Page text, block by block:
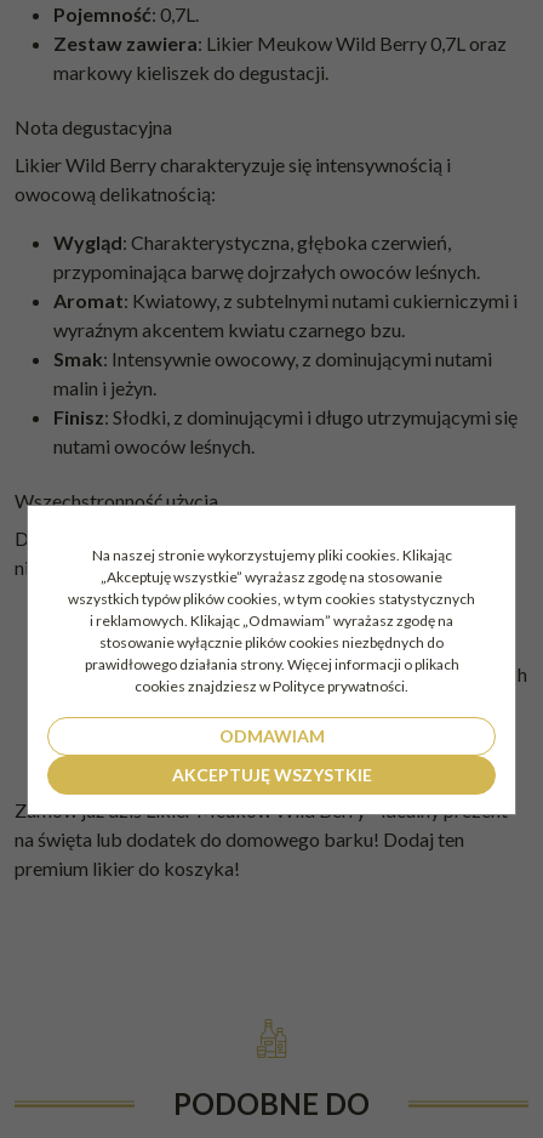
Pojemność: 0,7L.
Zestaw zawiera: Likier Meukow Wild Berry 0,7L oraz
markowy kieliszek do degustacji.
Nota degustacyjna
Likier Wild Berry charakteryzuje się intensywnością i
owocową delikatnością:
Wygląd: Charakterystyczna, głęboka czerwień,
przypominająca barwę dojrzałych owoców leśnych.
Aromat: Kwiatowy, z subtelnymi nutami cukierniczymi i
wyraźnym akcentem kwiatu czarnego bzu.
Smak: Intensywnie owocowy, z dominującymi nutami
malin i jeżyn.
Finisz: Słodki, z dominującymi i długo utrzymującymi się
nutami owoców leśnych.
Wszechstronność użycia
Dzięki swojej intensywności i słodyczy, Wild Berry jest
niezwykle wszechstronny:
Picie solo: Idealnie smakuje na lodzie jako orzeźwiający
aperitif lub digestif.
Koktajle: Doskonała baza do tworzenia wyrafinowanych
Desery: Świetny jako dodatek do lodów i deserów.
Zamów już dziś Likier Meukow Wild Berry - idealnyprezent
na święta lub dodatek do domowego barku! Dodaj ten
premium likier do koszyka!
PODOBNE DO
Na naszej stronie wykorzystujemy pliki cookies. Klikając
„Akceptuję wszystkie” wyrażasz zgodę na stosowanie
wszystkich typów plików cookies, w tym cookies statystycznych
i reklamowych. Klikając „Odmawiam” wyrażasz zgodę na
stosowanie wyłącznie plików cookies niezbędnych do
prawidłowego działania strony. Więcej informacji o plikach
cookies znajdziesz w Polityce prywatności.
ODMAWIAM
AKCEPTUJĘ WSZYSTKIE